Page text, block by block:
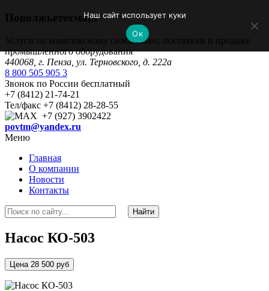
Поволжьетехмаш
Услуги по комплексному снабжению, поставкам и продаже
промышленного оборудования
440068, г. Пенза, ул. Терновского, д. 222а
8 800 505 905 3
Звонок по России бесплатный
+7 (8412) 21-74-21
Тел/факс +7 (8412) 28-28-55
+7 (927) 3902422
povtm@yandex.ru
Меню
Главная
О компании
Новости
Контакты
Насос КО-503
Цена 28 500 руб
Наш сайт использует куки
Ок